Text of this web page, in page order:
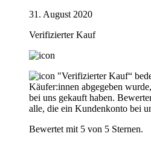
31. August 2020
Verifizierter Kauf
"Verifizierter Kauf“
Käufer:innen abgegeben
bei uns gekauft haben.
alle, die ein Kundenkonto bei
Bewertet mit 5 von 5 Sternen.